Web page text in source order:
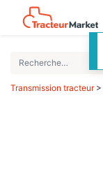
Transmission tracteur>